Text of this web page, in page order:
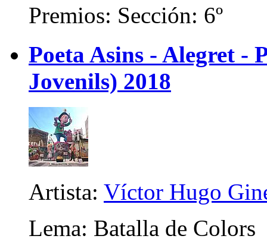
Premios: Sección: 6º
Poeta Asins - Alegret -
Jovenils) 2018
Artista: Víctor Hugo
Lema: Batalla de Colors